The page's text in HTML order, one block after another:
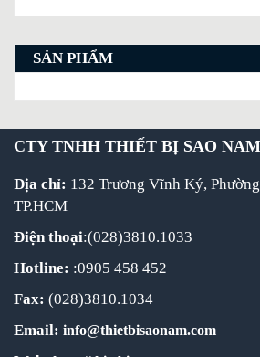
SẢN PHẨM
CTY TNHH THIẾT BỊ SAO NAM
Địa chỉ: 132 Trương Vĩnh Ký,
TP.HCM
Điện thoại:(028)3810.1033
Hotline: :0905 458 452
Fax: (028)3810.1034
Email: info@thietbisaonam.com